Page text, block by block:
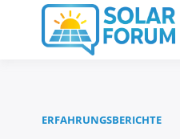
springen
ERFAHRUNGSBERICHTE